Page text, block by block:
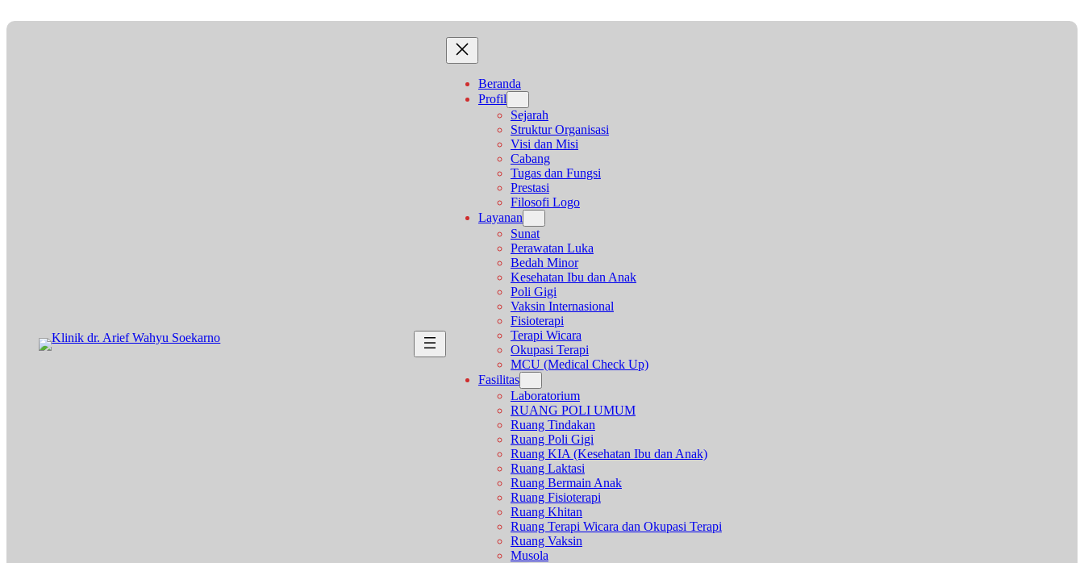
ke
Beranda
Profil
Sejarah
Struktur Organisasi
Visi dan Misi
Cabang
Tugas dan Fungsi
Prestasi
Filosofi Logo
Layanan
Sunat
Perawatan Luka
Bedah Minor
Kesehatan Ibu dan Anak
Poli Gigi
Vaksin Internasional
Fisioterapi
Terapi Wicara
Okupasi Terapi
MCU (Medical Check Up)
Fasilitas
Laboratorium
RUANG POLI UMUM
Ruang Tindakan
Ruang Poli Gigi
Ruang KIA (Kesehatan Ibu dan Anak)
Ruang Laktasi
Ruang Bermain Anak
Ruang Fisioterapi
Ruang Khitan
Ruang Terapi Wicara dan Okupasi Terapi
Ruang Vaksin
Musola